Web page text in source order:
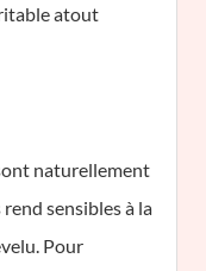
atout
naturellement
sensibles à la
Pour